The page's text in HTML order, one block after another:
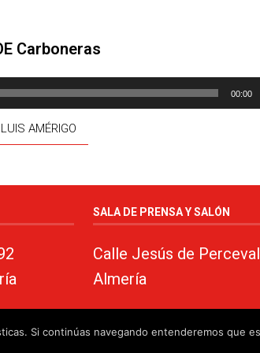
Carboneras
00:00
AMÉRIGO
SALA DE PRENSA Y SALÓN
Calle Jesús de
Almería
Si continúas navegando entenderemos que